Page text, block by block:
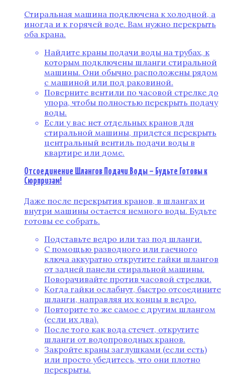
Стиральная машина подключена к холодной, а
иногда и к горячей воде. Вам нужно перекрыть
оба крана.
Найдите краны подачи воды на трубах, к
которым подключены шланги стиральной
машины. Они обычно расположены рядом
с машиной или под раковиной.
Поверните вентили по часовой стрелке до
упора, чтобы полностью перекрыть подачу
воды.
Если у вас нет отдельных кранов для
стиральной машины, придется перекрыть
центральный вентиль подачи воды в
квартире или доме.
Отсоединение Шлангов Подачи Воды – Будьте Готовы к
Сюрпризам!
Даже после перекрытия кранов, в шлангах и
внутри машины остается немного воды. Будьте
готовы ее собрать.
Подставьте ведро или таз под шланги.
С помощью разводного или гаечного
ключа аккуратно открутите гайки шлангов
от задней панели стиральной машины.
Поворачивайте против часовой стрелки.
Когда гайки ослабнут, быстро отсоедините
шланги, направляя их концы в ведро.
Повторите то же самое с другим шлангом
(если их два).
После того как вода стечет, открутите
шланги от водопроводных кранов.
Закройте краны заглушками (если есть)
или просто убедитесь, что они плотно
перекрыты.